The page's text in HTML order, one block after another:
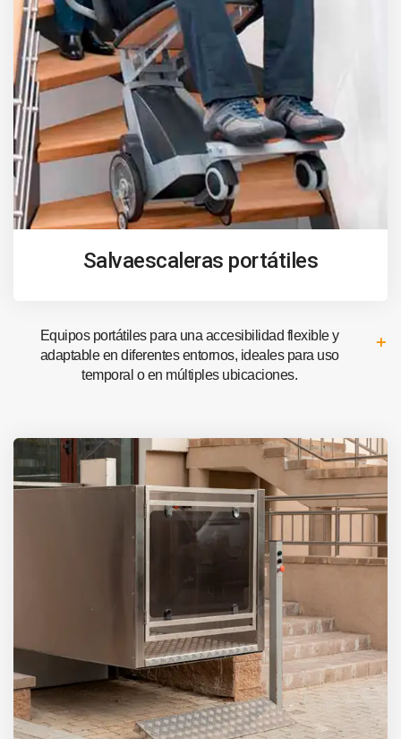
Salvaescaleras portátiles
Equipos portátiles para una accesibilidad flexible y
adaptable en diferentes entornos, ideales para uso
temporal o en múltiples ubicaciones.